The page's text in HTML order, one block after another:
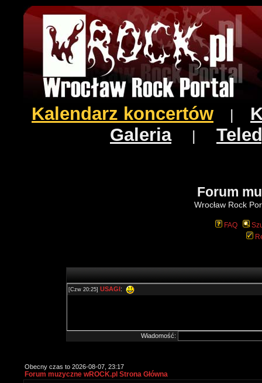
Kalendarz koncertów
Galeria|
Forum
Wrocław Rock
FAQ
Wiadomość:
Obecny czas to 2026-08-07, 23:17
Forum muzyczne wROCK.pl Strona Główna